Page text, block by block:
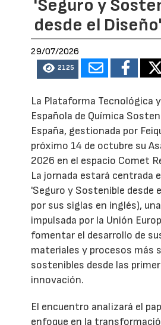
'Seguro y
desde el Diseño'
29/07/2026
2125
La Plataforma Tecnológica
Española de Química
España, gestionada por
próximo 14 de octubre su
2026 en el espacio Comet
La jornada estará centrada
'Seguro y Sostenible desde
por sus siglas en inglés),
impulsada por la Unión
fomentar el desarrollo de
materiales y procesos más
sostenibles desde las
innovación.
El encuentro analizará el
enfoque en la